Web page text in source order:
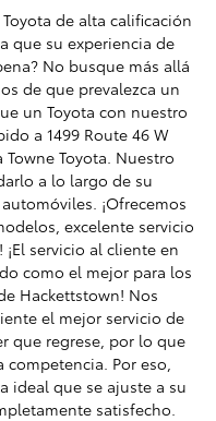
de alta calificación
que su experiencia de
No busque más allá
de que prevalezca un
un Toyota con nuestro
a 1499 Route 46 W
Toyota. Nuestro
a lo largo de su
¡Ofrecemos
excelente servicio
servicio al cliente en
como el mejor para los
Hackettstown! Nos
el mejor servicio de
que regrese, por lo que
Por eso,
ideal que se ajuste a su
satisfecho.